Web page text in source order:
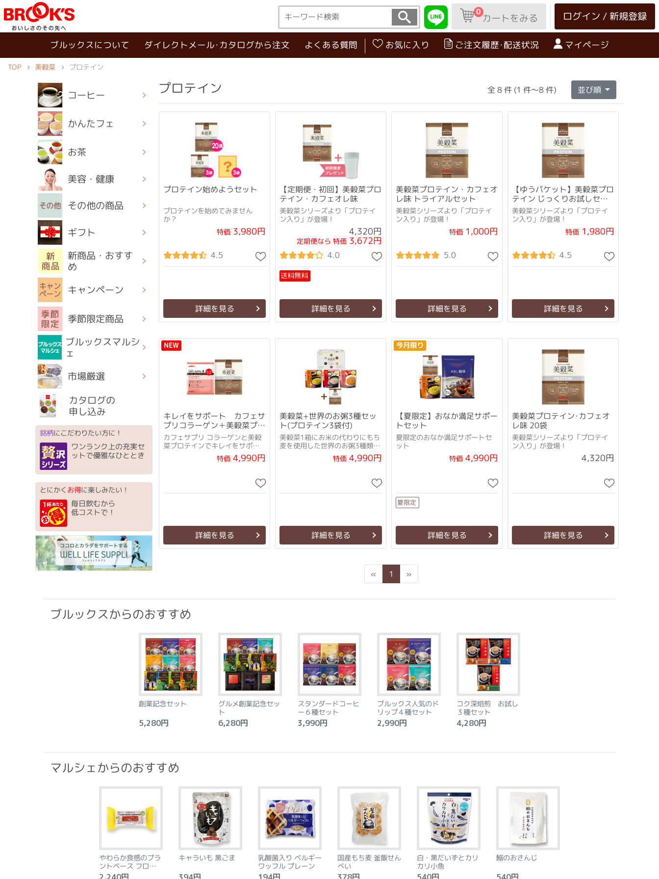
ログイン / 新規登録
0カートをみる
ブルックスについて ダイレクトメール･カタログから注文 よくある質問 お気に入り ご注文履歴･配送状況 マイページ
TOP 美穀菜 プロテイン
コーヒー
かんたフェ
お茶
美容・健康
その他の商品
ギフト
新商品・おすす
め
キャンペーン
季節限定商品
ブルックスマルシ
ェ
市場厳選
カタログの
申し込み
銘柄にこだわりたい方に！
ワンランク上の充実セ
ットで優雅なひととき
とにかく お得に楽しみたい！
毎日飲むから
低コストで！
プロテイン 全 8 件 (1 件～8 件) 並び順
プロテイン始めようセット
プロテインを始めてみません
か？
特価 3,980円
4.5
詳細を見る
【定期便・初回】美穀菜プロ
テイン・カフェオレ味
美穀菜シリーズより「プロテイ
ン入り」が登場！
4,320円
定期便なら 特価 3,672円
4.0
送料無料
詳細を見る
美穀菜プロテイン・カフェオ
レ味 トライアルセット
美穀菜シリーズより「プロテイ
ン入り」が登場！
特価 1,000円
5.0
詳細を見る
【ゆうパケット】美穀菜プロ
テイン じっくりお試しセッ
ト
美穀菜シリーズより「プロテイ
ン入り」が登場！
特価 1,980円
4.5
詳細を見る
NEW
キレイをサポート カフェサ
プリコラーゲン＋美穀菜プロ
テインセット
カフェサプリ コラーゲンと美穀
菜プロテインでキレイをサポー
特価 4,990円
詳細を見る
美穀菜+世界のお粥3種セッ
ト(プロテイン3袋付)
美穀菜1箱にお米の代わりにもち
麦を使用した世界のお粥3種類を
お楽しみいただけるセットで
特価 4,990円
詳細を見る
今月限り
【夏限定】おなか満足サポー
トセット
夏限定のおなか満足サポートセ
ット
特価 4,990円
夏限定
詳細を見る
美穀菜プロテイン･カフェオ
レ味 20袋
美穀菜シリーズより「プロテイ
ン入り」が登場！
4,320円
詳細を見る
« Previous
1 »Next
ブルックスからのおすすめ
創業記念セット
5,280円
グルメ創業記念セッ
ト
6,280円
スタンダードコーヒ
ー６種セット
3,990円
ブルックス人気のド
リップ４種セット
2,990円
コク深焙煎 お試し
３種セット
4,280円
マルシェからのおすすめ
やわらか食感のプラ
ントベース フロラン
タン アーモンド&レ
キャラいも 黒ごま 乳酸菌入り ベルギー
ワッフル プレーン
国産もち麦 釜飯せん
べい
白・黒だいずとカリ
カリ小魚
鰯のおさんじ